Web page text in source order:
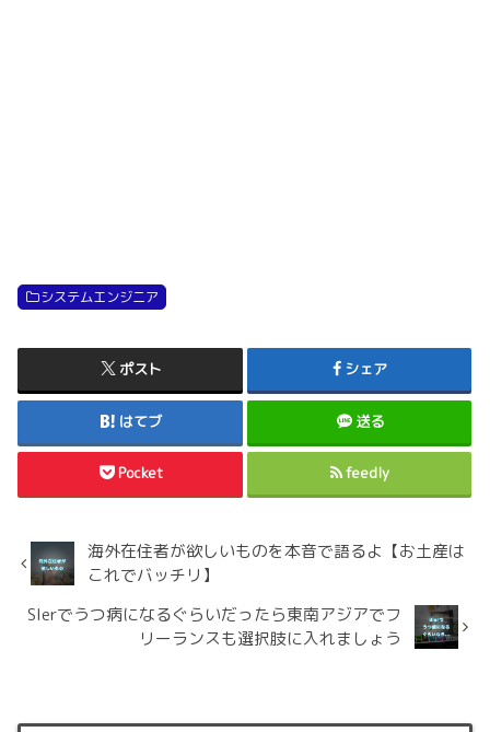
システムエンジニア
ポスト シェア
はてブ 送る
Pocket feedly
海外在住者が欲しいものを本音で語るよ【お土産は
これでバッチリ】
SIerでうつ病になるぐらいだったら東南アジアでフ
リーランスも選択肢に入れましょう